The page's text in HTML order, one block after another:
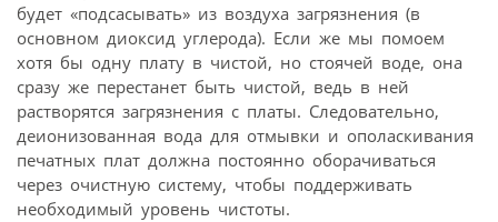
будет «подсасывать» из воздуха загрязнения (в
основном диоксид углерода). Если же мы помоем
хотя бы одну плату в чистой, но стоячей воде, она
сразу же перестанет быть чистой, ведь в ней
растворятся загрязнения с платы. Следовательно,
деионизованная вода для отмывки и ополаскивания
печатных плат должна постоянно оборачиваться
через очистную систему, чтобы поддерживать
необходимый уровень чистоты.